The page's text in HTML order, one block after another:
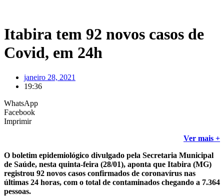
Itabira tem 92 novos casos de
Covid, em 24h
janeiro 28, 2021
19:36
WhatsApp
Facebook
Imprimir
Ver mais +
O boletim epidemiológico divulgado pela Secretaria Municipal
de Saúde, nesta quinta-feira (28/01), aponta que Itabira (MG)
registrou 92 novos casos confirmados de coronavírus nas
últimas 24 horas, com o total de contaminados chegando a 7.364
pessoas.